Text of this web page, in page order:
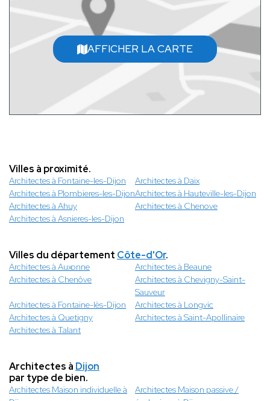
AFFICHER LA CARTE
Villes à proximité.
Architectes à Fontaine-les-Dijon
Architectes à Daix
Architectes à Plombieres-les-DijonArchitectes à Hauteville-les-Dijon
Architectes à Ahuy
Architectes à Chenove
Architectes à Asnieres-les-Dijon
Villes du département Côte-d'Or.
Architectes à Auxonne
Architectes à Beaune
Architectes à Chenôve
Architectes à Chevigny-Saint-
Sauveur
Architectes à Fontaine-lès-Dijon
Architectes à Longvic
Architectes à Quetigny
Architectes à Saint-Apollinaire
Architectes à Talant
Architectes à Dijon
par type de bien.
Architectes Maison individuelle à
Architectes Maison passive /